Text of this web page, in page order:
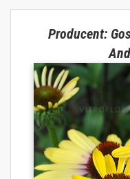
Producent: